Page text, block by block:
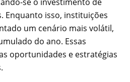
Enquanto isso, instituições
um cenário mais volátil,
do ano. Essas
oportunidades e estratégias